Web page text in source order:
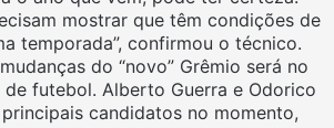
mostrar que têm condições de
temporada”, confirmou o técnico.
do “novo” Grêmio será no
futebol. Alberto Guerra e Odorico
candidatos no momento,